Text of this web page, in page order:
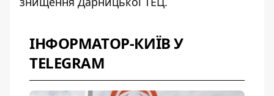
ІНФОРМАТОР-КИЇВ У
TELEGRAM